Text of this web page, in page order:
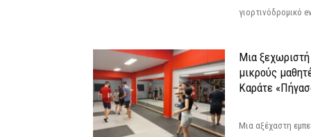
γιορτινόδρομικό
Μια ξεχωριστή
μικρούς
Καράτε
Μια αξέχαστη